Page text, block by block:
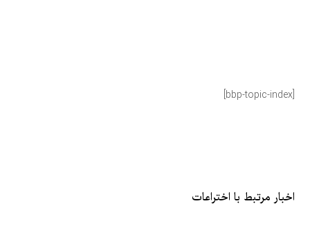
[bbp-topic-index]
اخبار مرتبط با اختراعات